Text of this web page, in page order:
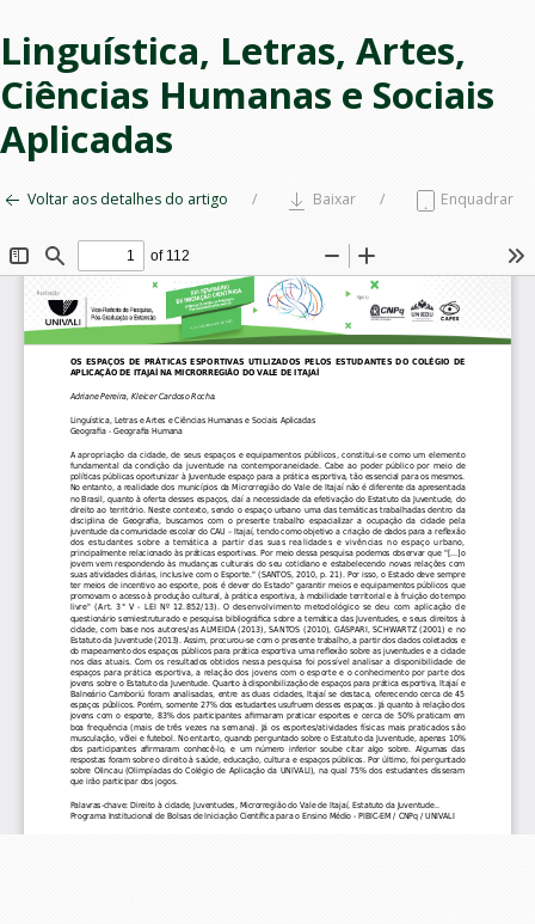
Linguística, Letras, Artes,
Ciências Humanas e Sociais
Aplicadas
Voltar aos detalhes do artigo Baixar Enquadrar